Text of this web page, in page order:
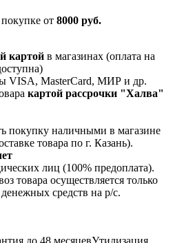
от 8000 руб.
картой в магазинах (оплата на
VISA, MasterCard, МИР и др.
картой рассрочки "Халва"
покупку наличными в магазине
товара по г. Казань).
лиц (100% предоплата).
товара осуществляется только
средств на р/c.
до 48 месяцевУтилизация